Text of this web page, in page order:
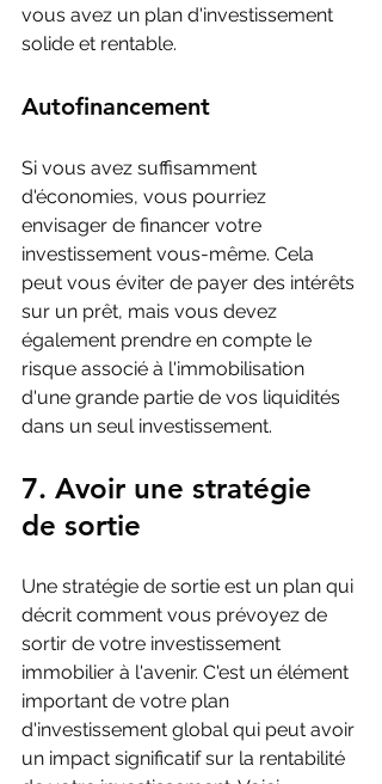
vous avez un plan d'investissement
solide et rentable.
Autofinancement
Si vous avez suffisamment
d'économies, vous pourriez
envisager de financer votre
investissement vous-même. Cela
peut vous éviter de payer des intérêts
sur un prêt, mais vous devez
également prendre en compte le
risque associé à l'immobilisation
d'une grande partie de vos liquidités
dans un seul investissement.
7. Avoir une stratégie
de sortie
Une stratégie de sortie est un plan qui
décrit comment vous prévoyez de
sortir de votre investissement
immobilier à l'avenir. C'est un élément
important de votre plan
d'investissement global qui peut avoir
un impact significatif sur la rentabilité